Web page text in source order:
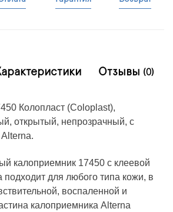
Отзывы (0)
Колопласт (Coloplast),
открытый, непрозрачный, с
калоприемник 17450 с клеевой
подходит для любого типа кожи, в
воспаленной и
калоприемника Alterna